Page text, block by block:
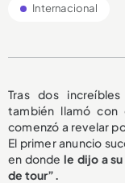
Internacional
Tras dos
también llamó con
comenzó a revelar
El primer anuncio
en donde le dijo a
de tour”.